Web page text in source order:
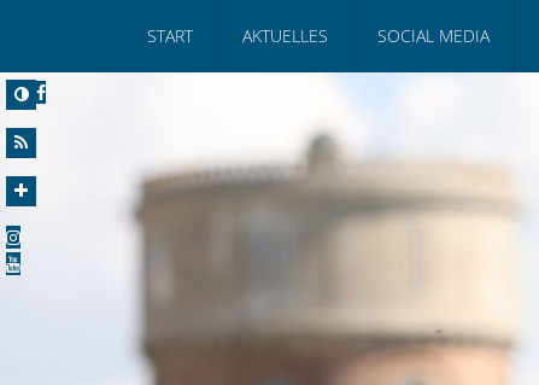
START AKTUELLES SOCIAL MEDIA